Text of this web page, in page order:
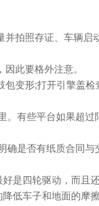
拍照存证、车辆启
此要格外注意。
变形;打开引擎盖检
有些平台如果超
是否有纸质合同与
是四轮驱动，而且
低车子和地面的摩擦